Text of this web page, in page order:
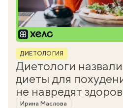
Рубрика
ДИЕТОЛОГИЯ
Диетологи
диеты для
не навредят
Автор
Ирина Маслова